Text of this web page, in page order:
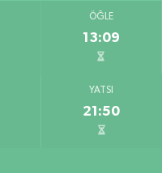
ÖĞLE
13:09
YATSI
21:50